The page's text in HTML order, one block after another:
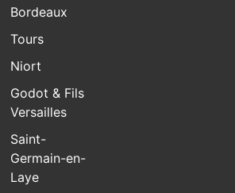
Bordeaux
Tours
Niort
Godot & Fils
Versailles
Saint-
Germain-en-
Laye